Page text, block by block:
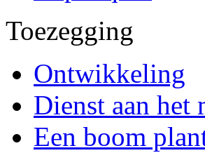
Toezegging
Ontwikkeling
Dienst aan het
Een boom